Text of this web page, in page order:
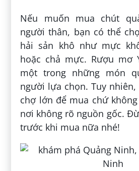
Nếu muốn mua chút
người thân, bạn có thể
hải sản khô như mực
hoặc chả mực. Rượu mơ
một trong những món
người lựa chọn. Tuy
chợ lớn để mua chứ
nơi không rõ nguồn gốc.
trước khi mua nữa nhé!